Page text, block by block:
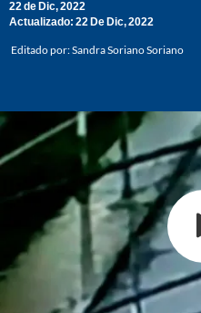
22 de Dic, 2022
Actualizado: 22 De Dic, 2022
Editado por:Sandra Soriano Soriano